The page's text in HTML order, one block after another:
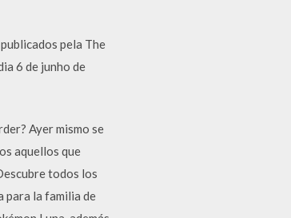
pela The
6 de junho de
Ayer mismo se
aquellos que
todos los
para la familia de